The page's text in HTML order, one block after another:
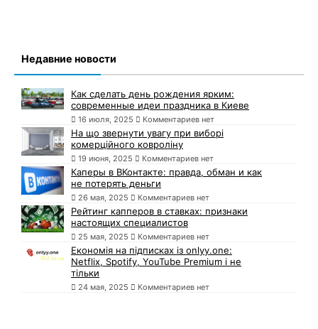
Недавние новости
Как сделать день рождения ярким:
современные идеи праздника в Киеве
16 июля, 2025 Комментариев нет
На що звернути увагу при виборі
комерційного ковроліну
19 июня, 2025 Комментариев нет
Каперы в ВКонтакте: правда, обман и как
не потерять деньги
26 мая, 2025 Комментариев нет
Рейтинг капперов в ставках: признаки
настоящих специалистов
25 мая, 2025 Комментариев нет
Економія на підписках із onlyy.one:
Netflix, Spotify, YouTube Premium і не
тільки
24 мая, 2025 Комментариев нет